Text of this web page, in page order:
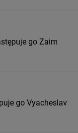
go Zaim
go Vyacheslav